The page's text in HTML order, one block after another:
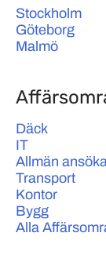
Stockholm
Göteborg
Malmö
Däck
IT
Allmän
Transport
Kontor
Bygg
Alla